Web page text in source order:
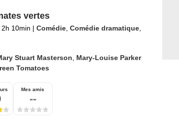
vertes
2h 10min | Comédie, Comédie dramatique,
Stuart Masterson
Mary-Louise Parker
Tomatoes
Mes amis
--